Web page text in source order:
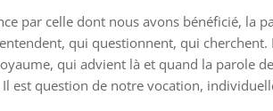
par celle dont nous avons bénéficié, la
qui questionnent, qui cherchent.
qui advient là et quand la parole
Il est question de notre vocation,